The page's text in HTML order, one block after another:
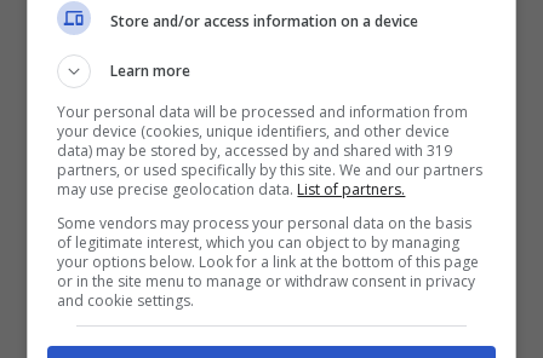
comunicazione radio bidirezionale con i
servizi di traffico aereo estoni.
dell’Aeronautica militare italiana,
attualmente schierati nell’ambito della
missione Nato di polizia aerea del Baltico,
sono intervenuti prontamente. I caccia
dell’Alleanza atlantica decollano centinaia
di volte ogni anno per intercettare aerei.
Store and/or access information on a device
Learn more
Your personal data will be processed and information from
your device (cookies, unique identifiers, and other device
data) may be stored by, accessed by and shared with 319
partners, or used specifically by this site. We and our partners
may use precise geolocation data. List of partners.
Some vendors may process your personal data on the basis
of legitimate interest, which you can object to by managing
your options below. Look for a link at the bottom of this page
or in the site menu to manage or withdraw consent in privacy
and cookie settings.